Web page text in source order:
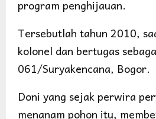
program penghijauan.
Tersebutlah tahun 2010,
kolonel dan bertugas
061/Suryakencana, Bogor.
Doni yang sejak perwira
menanam pohon itu,